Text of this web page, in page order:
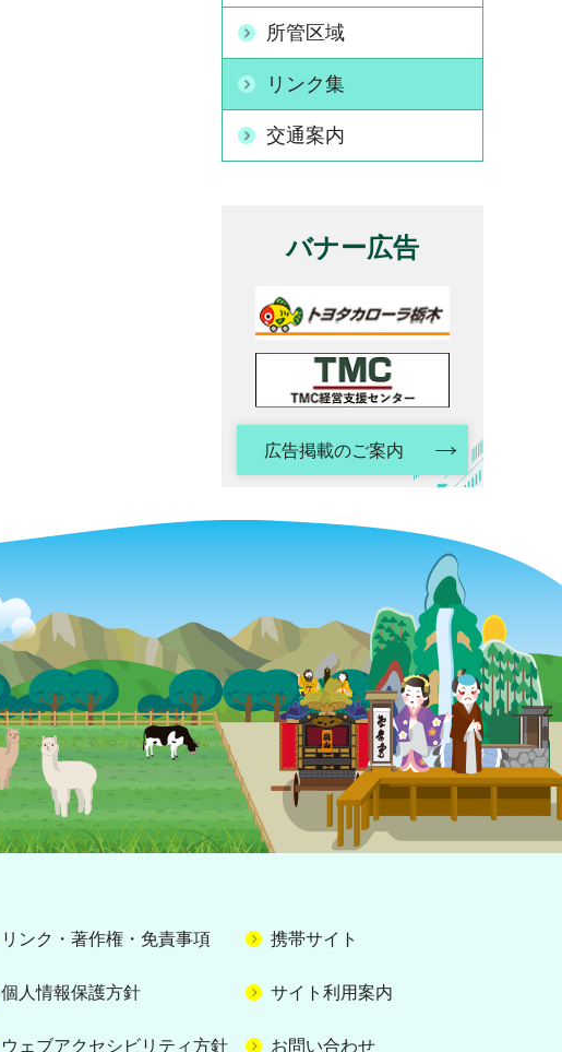
所管区域
リンク集
交通案内
バナー広告
広告掲載のご案内
リンク・著作権・免責事項 携帯サイト
個人情報保護方針 サイト利用案内
ウェブアクセシビリティ方針 お問い合わせ